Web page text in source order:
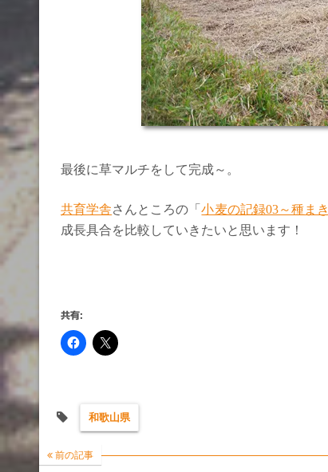
最後に草マルチをして完成～。
共育学舎さんところの「小麦の記録03～種まき
成長具合を比較していきたいと思います！
共有:
和歌山県
前の記事